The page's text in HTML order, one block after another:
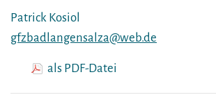
Patrick Kosiol
gfzbadlangensalza@web.de
als PDF-Datei